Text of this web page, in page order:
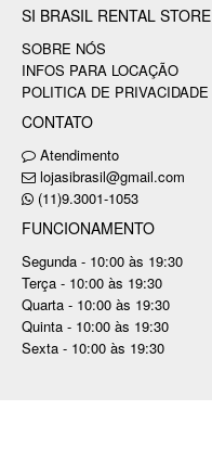
SI BRASIL RENTAL STORE
SOBRE NÓS
INFOS PARA LOCAÇÃO
POLITICA DE PRIVACIDADE
CONTATO
Atendimento
lojasibrasil@gmail.com
(11)9.3001-1053
FUNCIONAMENTO
Segunda - 10:00 às 19:30
Terça - 10:00 às 19:30
Quarta - 10:00 às 19:30
Quinta - 10:00 às 19:30
Sexta - 10:00 às 19:30